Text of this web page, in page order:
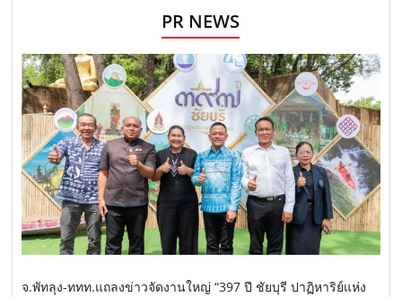
PR NEWS
จ.พัทลุง-ททท.แถลงข่าวจัดงานใหญ่ “397 ปี ชัยบุรี ปาฏิหาริย์แห่ง